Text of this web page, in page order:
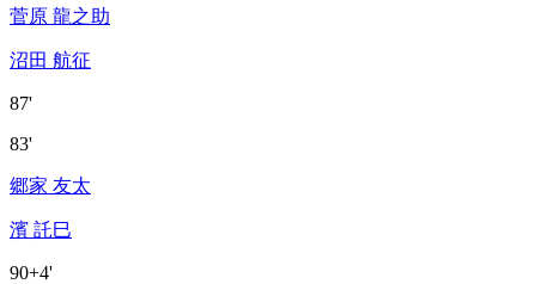
菅原 龍之助
沼田 航征
87'
83'
郷家 友太
濱 託巳
90+4'